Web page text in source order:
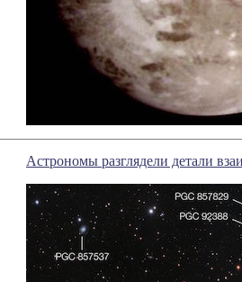
Астрономы разглядели детали